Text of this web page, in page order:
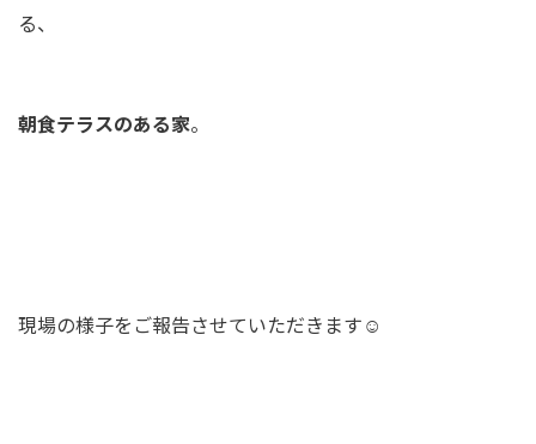
る、
朝食テラスのある家。
現場の様子をご報告させていただきます☺️